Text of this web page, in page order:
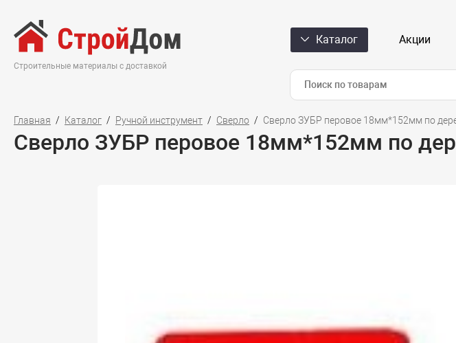
Строительные материалы с доставкой
Каталог Акции
Главная Каталог Ручной инструмент Сверло Сверло ЗУБР перовое 18мм*152мм по
Сверло ЗУБР перовое 18мм*152мм по